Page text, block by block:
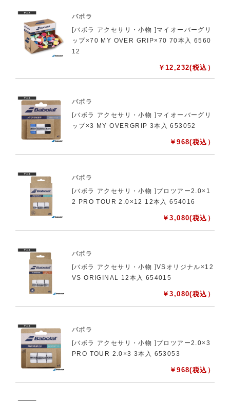
バボラ
[バボラ アクセサリ・小物 ]マイオーバーグリ
ップ×70 MY OVER GRIP×70 70本入 6560
12
￥ 12,232(税込）
バボラ
[バボラ アクセサリ・小物 ]マイオーバーグリ
ップ×3 MY OVERGRIP 3本入 653052
￥968(税込）
バボラ
[バボラ アクセサリ・小物 ]プロツアー2.0×1
2 PRO TOUR 2.0×12 12本入 654016
￥3,080(税込）
バボラ
[バボラ アクセサリ・小物 ]VSオリジナル×12
VS ORIGINAL 12本入 654015
￥3,080(税込）
バボラ
[バボラ アクセサリ・小物 ]プロツアー2.0×3
PRO TOUR 2.0×3 3本入 653053
￥968(税込）